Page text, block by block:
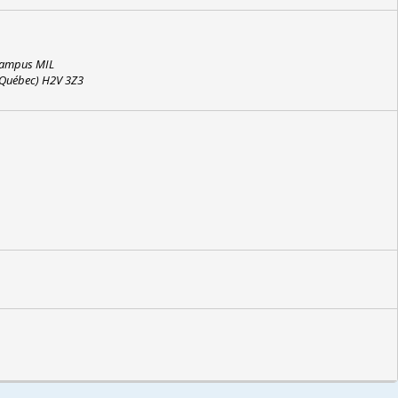
de l’alimentation humaine. Transformée en usine,
industriel qui s’avère être aux origines de la globalisation.
MIL
H2V 3Z3